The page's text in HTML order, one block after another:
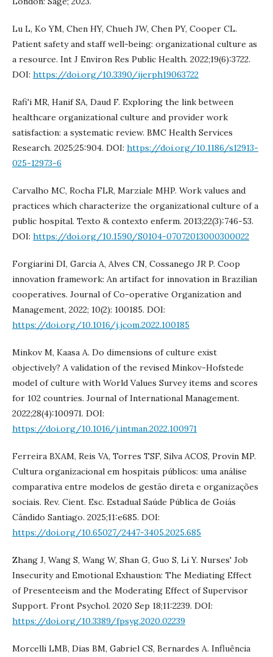
Lu L, Ko YM, Chen HY, Chueh JW, Chen PY, Cooper CL.
Patient safety and staff well-being: organizational culture as
a resource. Int J Environ Res Public Health. 2022;19(6):3722.
DOI: https://doi.org/10.3390/ijerph19063722
Rafi'i MR, Hanif SA, Daud F. Exploring the link between
healthcare organizational culture and provider work
satisfaction: a systematic review. BMC Health Services
Research. 2025;25:904. DOI: https://doi.org/10.1186/s12913-
025-12973-6
Carvalho MC, Rocha FLR, Marziale MHP. Work values and
practices which characterize the organizational culture of a
public hospital. Texto & contexto enferm. 2013;22(3):746-53.
DOI: https://doi.org/10.1590/S0104-07072013000300022
Forgiarini DI, Garcia A, Alves CN, Cossanego JR P. Coop
innovation framework: An artifact for innovation in Brazilian
cooperatives. Journal of Co-operative Organization and
Management, 2022; 10(2): 100185. DOI:
https://doi.org/10.1016/j.jcom.2022.100185
Minkov M, Kaasa A. Do dimensions of culture exist
objectively? A validation of the revised Minkov-Hofstede
model of culture with World Values Survey items and scores
for 102 countries. Journal of International Management.
2022;28(4):100971. DOI:
https://doi.org/10.1016/j.intman.2022.100971
Ferreira BXAM, Reis VA, Torres TSF, Silva ACOS, Provin MP.
Cultura organizacional em hospitais públicos: uma análise
comparativa entre modelos de gestão direta e organizações
sociais. Rev. Cient. Esc. Estadual Saúde Pública de Goiás
Cândido Santiago. 2025;11:e685. DOI:
https://doi.org/10.65027/2447-3405.2025.685
Zhang J, Wang S, Wang W, Shan G, Guo S, Li Y. Nurses' Job
Insecurity and Emotional Exhaustion: The Mediating Effect
of Presenteeism and the Moderating Effect of Supervisor
Support. Front Psychol. 2020 Sep 18;11:2239. DOI:
https://doi.org/10.3389/fpsyg.2020.02239
Morcelli LMB, Dias BM, Gabriel CS, Bernardes A. Influência